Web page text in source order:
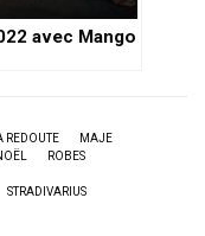
avec Mango
REDOUTE
MAJE
ROBES
STRADIVARIUS